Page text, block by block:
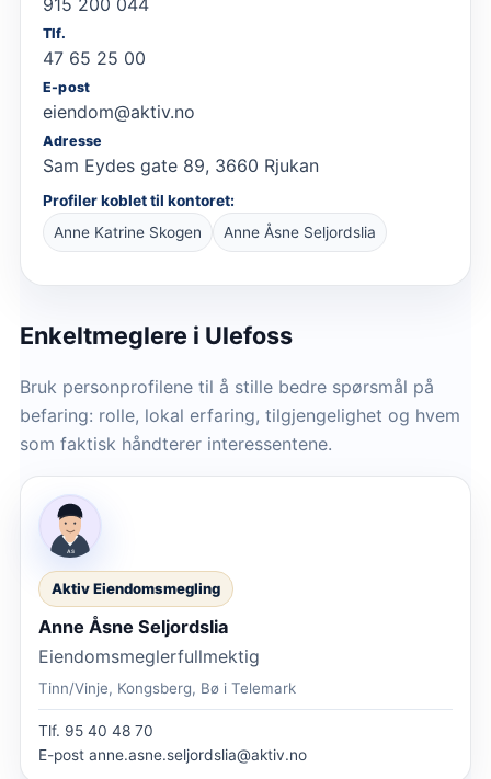
915 200 044
Tlf.
47 65 25 00
E-post
eiendom@aktiv.no
Adresse
Sam Eydes gate 89, 3660 Rjukan
Profiler koblet til kontoret:
Anne Katrine Skogen
Anne Åsne Seljordslia
Enkeltmeglere i Ulefoss
Bruk personprofilene til å stille bedre spørsmål på
befaring: rolle, lokal erfaring, tilgjengelighet og hvem
som faktisk håndterer interessentene.
Aktiv Eiendomsmegling
Anne Åsne Seljordslia
Eiendomsmeglerfullmektig
Tinn/Vinje, Kongsberg, Bø i Telemark
Tlf. 95 40 48 70
E-post anne.asne.seljordslia@aktiv.no